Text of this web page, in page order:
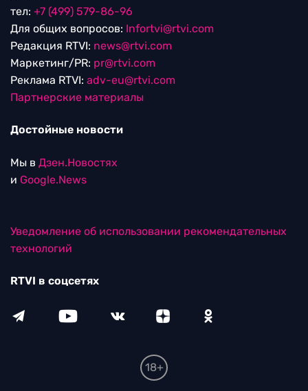
тел: +7 (499) 579-86-96
Для общих вопросов: Infortvi@rtvi.com
Редакция RTVI: news@rtvi.com
Маркетинг/PR: pr@rtvi.com
Реклама RTVI: adv-eu@rtvi.com
Партнерские материалы
Достойные новости
Мы в Дзен.Новостях
и Google.News
Уведомление об использовании рекомендательных
технологий
RTVI в соцсетях
18+